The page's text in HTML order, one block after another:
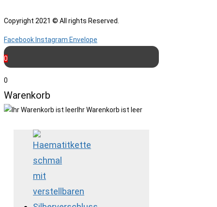
Copyright 2021 © All rights Reserved.
Facebook Instagram Envelope
0
0
Warenkorb
Ihr Warenkorb ist leer